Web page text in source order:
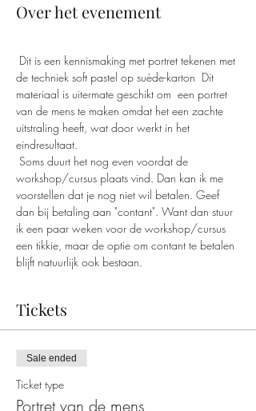
Over het evenement
Dit is een kennismaking met portret tekenen met
de techniek soft pastel op suède-karton  Dit
materiaal is uitermate geschikt om  een portret
van de mens te maken omdat het een zachte
uitstraling heeft, wat door werkt in het
eindresultaat.
Soms duurt het nog even voordat de
workshop/cursus plaats vind. Dan kan ik me
voorstellen dat je nog niet wil betalen. Geef
dan bij betaling aan "contant". Want dan stuur
ik een paar weken voor de workshop/cursus
een tikkie, maar de optie om contant te betalen
blijft natuurlijk ook bestaan.
Tickets
Sale ended
Ticket type
Portret van de mens